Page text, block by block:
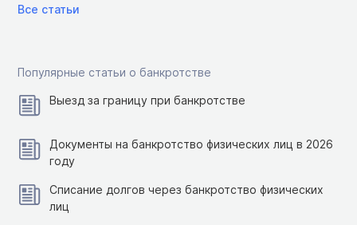
Все статьи
Популярные статьи о банкротстве
Выезд за границу при банкротстве
Документы на банкротство физических лиц в 2026
году
Списание долгов через банкротство физических
лиц